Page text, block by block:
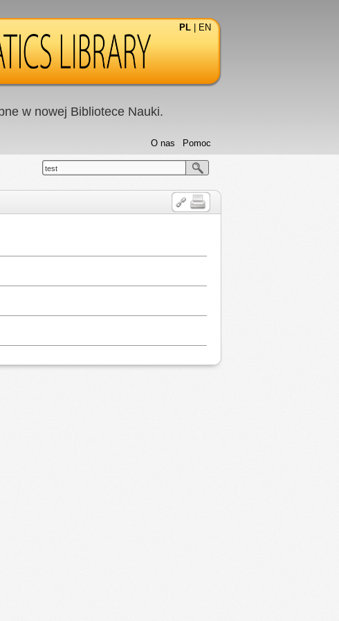
PL EN
w nowej Bibliotece Nauki.
Pomoc
O nas
test